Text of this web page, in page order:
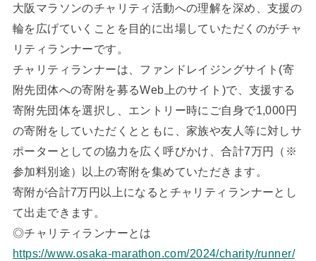
大阪マラソンのチャリティ活動への理解を深め、支援の
輪を広げていくことを目的に出場していただくのがチャ
リティランナーです。
チャリティランナーは、ファンドレイジングサイト(寄
附先団体への寄附を募るWeb上のサイト)で、支援する
寄附先団体を選択し、エントリー時にご自身で1,000円
の寄附をしていただくとともに、家族や友人等に対しサ
ポーターとしての協力を広く呼びかけ、合計7万円（※
参加料別途）以上の寄附を集めていただきます。
寄附が合計7万円以上になるとチャリティランナーとし
て出走できます。
◎チャリティランナーとは
https://www.osaka-marathon.com/2024/charity/runner/